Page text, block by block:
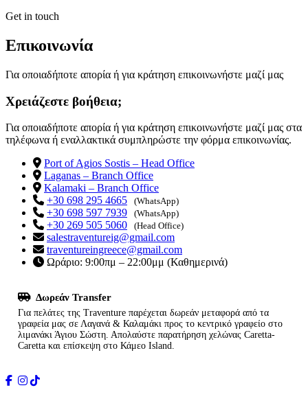
Get in touch
Επικοινωνία
Για οποιαδήποτε απορία ή για κράτηση επικοινωνήστε μαζί μας
Χρειάζεστε βοήθεια;
Για οποιαδήποτε απορία ή για κράτηση επικοινωνήστε μαζί μας στα
τηλέφωνα ή εναλλακτικά συμπληρώστε την φόρμα επικοινωνίας.
Port of Agios Sostis – Head Office
Laganas – Branch Office
Kalamaki – Branch Office
+30 698 295 4665
(WhatsApp)
+30 698 597 7939 (WhatsApp)
+30 269 505 5060 (Head Office)
salestraventureig@gmail.com
traventureingreece@gmail.com
Ωράριο: 9:00πμ – 22:00μμ (Καθημερινά)
Δωρεάν Transfer
Για πελάτες της Traventure παρέχεται δωρεάν μεταφορά από τα
γραφεία μας σε Λαγανά & Καλαμάκι προς το κεντρικό γραφείο στο
λιμανάκι Άγιου Σώστη. Απολαύστε παρατήρηση χελώνας Caretta-
Caretta και επίσκεψη στο Κάμεο Island.